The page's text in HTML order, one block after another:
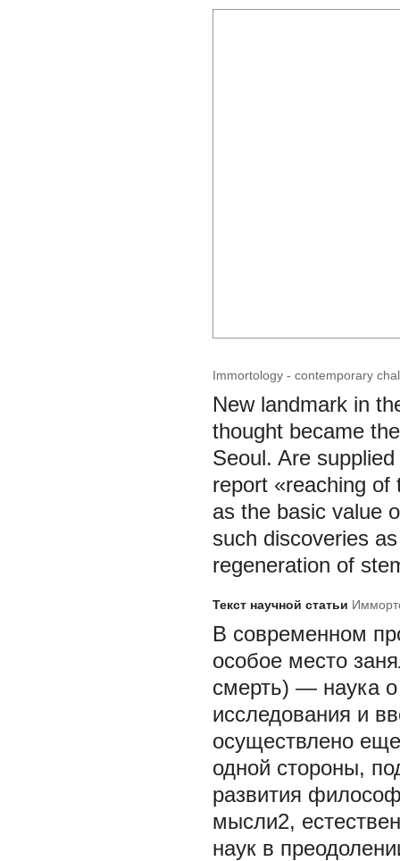
Immortology - contemporary
New landmark in
thought became
Seoul. Are
report «reaching of
as the basic value
such discoveries
regeneration of
Текст научной статьи
В современном
особое место
смерть) — наука
исследования и
осуществлено
одной стороны,
развития
мысли2,
наук в